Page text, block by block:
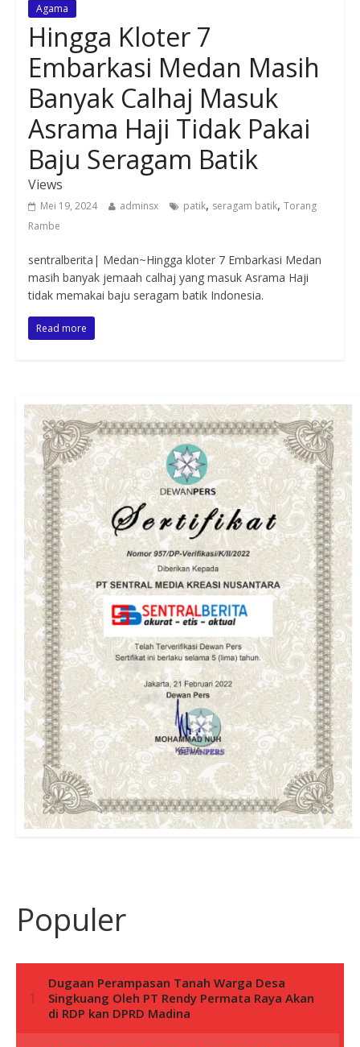
Agama
Hingga Kloter 7
Embarkasi Medan Masih
Banyak Calhaj Masuk
Asrama Haji Tidak Pakai
Baju Seragam Batik
Views
Mei 19, 2024 adminsx patik, seragam batik, Torang
Rambe
sentralberita| Medan~Hingga kloter 7 Embarkasi Medan
masih banyak jemaah calhaj yang masuk Asrama Haji
tidak memakai baju seragam batik Indonesia.
Read more
Populer